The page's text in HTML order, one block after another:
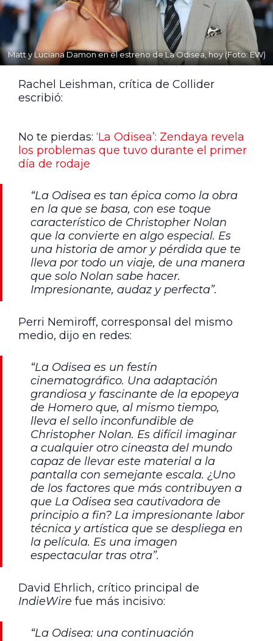
Matt y Luciana Damon en el estreno de La Odisea, hoy (Foto: EW)
Rachel Leishman, crítica de Collider
escribió:
No te pierdas: ‘La Odisea’: Zendaya revela
los problemas que tuvo durante el primer
día de rodaje
“La Odisea es tan épica como la obra
en la que se basa, con ese toque
característico de Christopher Nolan
que la convierte en algo especial. Es
una historia de amor y pérdida que te
lleva por todo un viaje, de una manera
que solo Nolan sabe hacer.
Impresionante, audaz y perfecta”.
Perri Nemiroff, corresponsal del mismo
medio, dijo en redes:
“La Odisea es un festín
cinematográfico. Una adaptación
grandiosa y fascinante de la epopeya
de Homero que, al mismo tiempo,
lleva el sello inconfundible de
Christopher Nolan. Es difícil imaginar
a cualquier otro cineasta del mundo
capaz de llevar este material a la
pantalla con semejante escala. ¿Uno
de los factores que más contribuyen a
que La Odisea sea cautivadora de
principio a fin? La impresionante labor
técnica y artística que se despliega en
la película. Es una imagen
espectacular tras otra”.
David Ehrlich, crítico principal de
IndieWire fue más incisivo:
“La Odisea: una continuación